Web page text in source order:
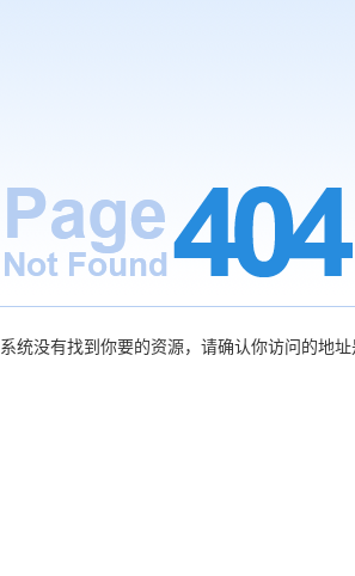
系统没有找到你要的资源，请确认你访问的地